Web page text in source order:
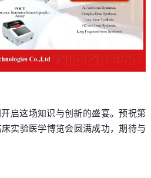
启这场知识与创新的盛宴。预祝第
实验医学博览会圆满成功，期待与